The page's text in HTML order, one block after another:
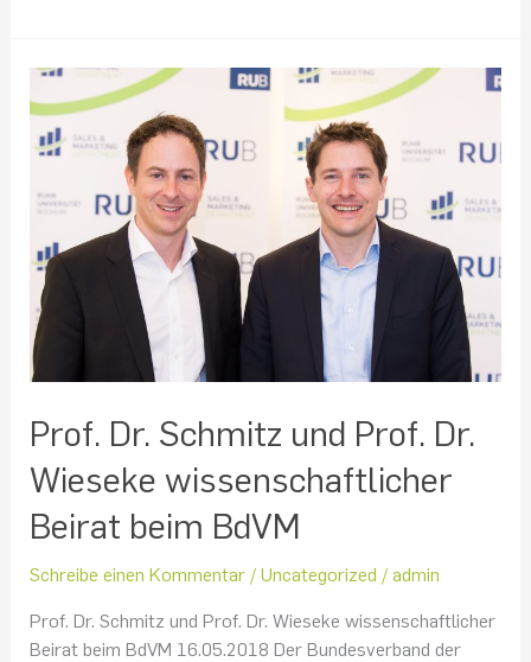
Prof. Dr. Schmitz und Prof. Dr.
Wieseke wissenschaftlicher
Beirat beim BdVM
Schreibe einen Kommentar / Uncategorized / admin
Prof. Dr. Schmitz und Prof. Dr. Wieseke wissenschaftlicher
Beirat beim BdVM 16.05.2018 Der Bundesverband der
Prof.
Dr.
Schmitz
Prof.
Wieseke
wissenschaftlicher
Beirat
beim
BdVM